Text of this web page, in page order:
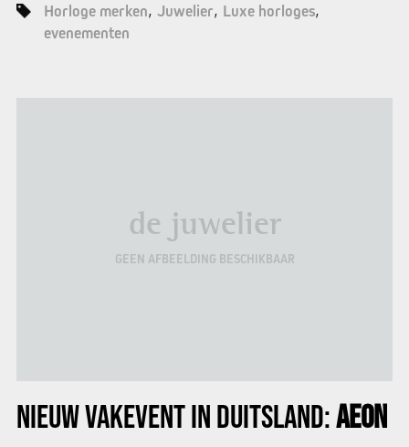
Horloge merken Juwelier Luxe horloges
evenementen
de juwelier
GEEN AFBEELDING BESCHIKBAAR
NIEUW VAKEVENT IN DUITSLAND:AEON